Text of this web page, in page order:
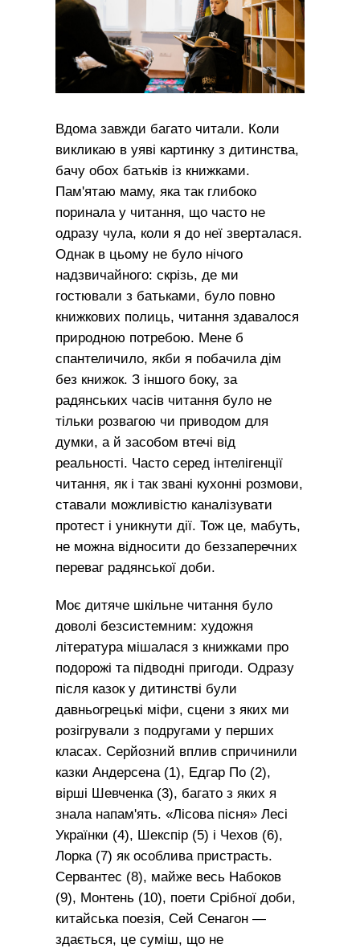
Вдома завжди багато читали. Коли
викликаю в уяві картинку з дитинства,
бачу обох батьків із книжками.
Пам'ятаю маму, яка так глибоко
поринала у читання, що часто не
одразу чула, коли я до неї зверталася.
Однак в цьому не було нічого
надзвичайного: скрізь, де ми
гостювали з батьками, було повно
книжкових полиць, читання здавалося
природною потребою. Мене б
спантеличило, якби я побачила дім
без книжок. З іншого боку, за
радянських часів читання було не
тільки розвагою чи приводом для
думки, а й засобом втечі від
реальності. Часто серед інтелігенції
читання, як і так звані кухонні розмови,
ставали можливістю каналізувати
протест і уникнути дії. Тож це, мабуть,
не можна відносити до беззаперечних
переваг радянської доби.
Моє дитяче шкільне читання було
доволі безсистемним: художня
література мішалася з книжками про
подорожі та підводні пригоди. Одразу
після казок у дитинстві були
давньогрецькі міфи, сцени з яких ми
розігрували з подругами у перших
класах. Серйозний вплив спричинили
казки Андерсена (1), Едгар По (2),
вірші Шевченка (3), багато з яких я
знала напам'ять. «Лісова пісня» Лесі
Українки (4), Шекспір (5) і Чехов (6),
Лорка (7) як особлива пристрасть.
Сервантес (8), майже весь Набоков
(9), Монтень (10), поети Срібної доби,
китайська поезія, Сей Сенагон —
здається, це суміш, що не